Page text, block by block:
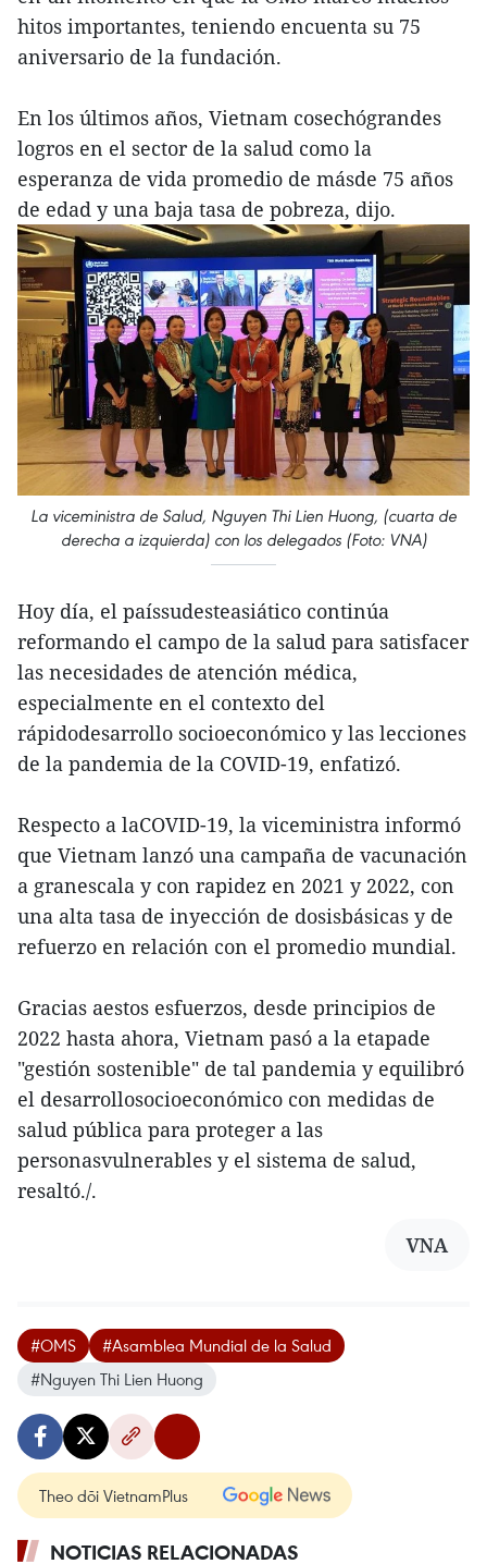
hitos importantes, teniendo encuenta su 75
aniversario de la fundación.
En los últimos años, Vietnam cosechógrandes
logros en el sector de la salud como la
esperanza de vida promedio de másde 75 años
de edad y una baja tasa de pobreza, dijo.
La viceministra de Salud, Nguyen Thi Lien Huong, (cuarta de
derecha a izquierda) con los delegados (Foto: VNA)
Hoy día, el paíssudesteasiático continúa
reformando el campo de la salud para satisfacer
las necesidades de atención médica,
especialmente en el contexto del
rápidodesarrollo socioeconómico y las lecciones
de la pandemia de la COVID-19, enfatizó.
Respecto a laCOVID-19, la viceministra informó
que Vietnam lanzó una campaña de vacunación
a granescala y con rapidez en 2021 y 2022, con
una alta tasa de inyección de dosisbásicas y de
refuerzo en relación con el promedio mundial.
Gracias aestos esfuerzos, desde principios de
2022 hasta ahora, Vietnam pasó a la etapade
"gestión sostenible" de tal pandemia y equilibró
el desarrollosocioeconómico con medidas de
salud pública para proteger a las
personasvulnerables y el sistema de salud,
resaltó./.
VNA
#OMS
#Asamblea Mundial de la Salud
#Nguyen Thi Lien Huong
Theo dõi VietnamPlus
NOTICIAS RELACIONADAS